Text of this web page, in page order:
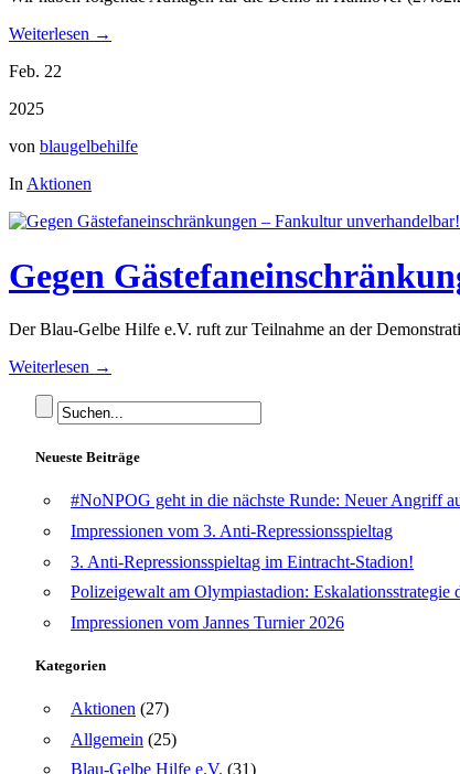
Weiterlesen →
Feb. 22
2025
von blaugelbehilfe
In Aktionen
Gegen
Der Blau-Gelbe Hilfe e.V. ruft zur Teilnahme an der
Weiterlesen →
Neueste Beiträge
#NoNPOG geht in die nächste Runde: Neuer Angriff
Impressionen vom 3. Anti-Repressionsspieltag
3. Anti-Repressionsspieltag im Eintracht-Stadion!
Polizeigewalt am Olympiastadion:
Impressionen vom Jannes Turnier 2026
Kategorien
Aktionen (27)
Allgemein (25)
Blau-Gelbe Hilfe e.V. (31)